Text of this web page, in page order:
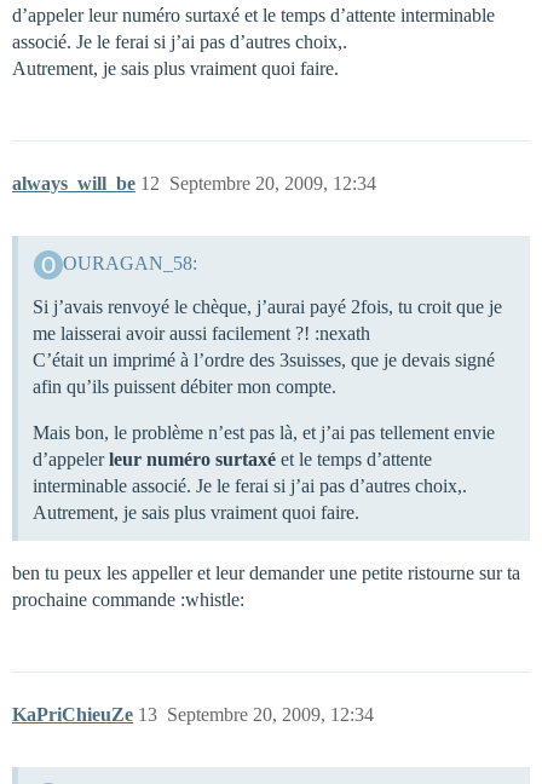
d’appeler leur numéro surtaxé et le temps d’attente interminable
associé. Je le ferai si j’ai pas d’autres choix,.
Autrement, je sais plus vraiment quoi faire.
always_will_be Septembre 20, 2009, 12:34
12
OURAGAN_58:
Si j’avais renvoyé le chèque, j’aurai payé 2fois, tu croit que je
me laisserai avoir aussi facilement ?! :nexath
C’était un imprimé à l’ordre des 3suisses, que je devais signé
afin qu’ils puissent débiter mon compte.
Mais bon, le problème n’est pas là, et j’ai pas tellement envie
d’appelerleur numéro surtaxé et le temps d’attente
interminable associé. Je le ferai si j’ai pas d’autres choix,.
Autrement, je sais plus vraiment quoi faire.
ben tu peux les appeller et leur demander une petite ristourne sur ta
prochaine commande :whistle:
KaPriChieuZe Septembre 20, 2009, 12:34
13